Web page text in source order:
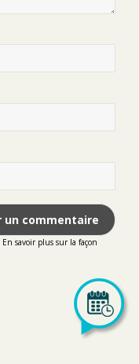
En savoir plus sur la façon